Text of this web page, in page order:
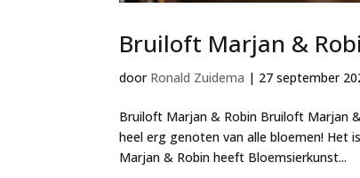
Bruiloft Marjan &
door Ronald Zuidema | 27 september
Bruiloft Marjan & Robin Bruiloft Marjan
heel erg genoten van alle bloemen! Het
Marjan & Robin heeft Bloemsierkunst...